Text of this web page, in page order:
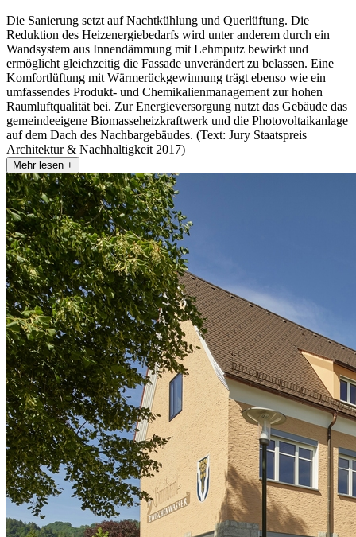
Die Sanierung setzt auf Nachtkühlung und Querlüftung. Die
Reduktion des Heizenergiebedarfs wird unter anderem durch ein
Wandsystem aus Innendämmung mit Lehmputz bewirkt und
ermöglicht gleichzeitig die Fassade unverändert zu belassen. Eine
Komfortlüftung mit Wärmerückgewinnung trägt ebenso wie ein
umfassendes Produkt- und Chemikalienmanagement zur hohen
Raumluftqualität bei. Zur Energieversorgung nutzt das Gebäude das
gemeindeeigene Biomasseheizkraftwerk und die Photovoltaikanlage
auf dem Dach des Nachbargebäudes. (Text: Jury Staatspreis
Architektur & Nachhaltigkeit 2017)
Mehr lesen +